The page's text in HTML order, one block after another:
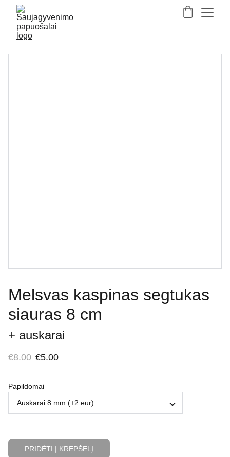
Melsvas kaspinas segtukas
siauras 8 cm
+ auskarai
€8.00 €5.00
Papildomai
PRIDĖTI Į KREPŠELĮ